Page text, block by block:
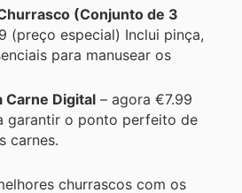
(Conjunto de 3
(preço especial) Inclui pinça,
para manusear os
Carne Digital – agora €7.99
garantir o ponto perfeito de
carnes.
churrascos com os